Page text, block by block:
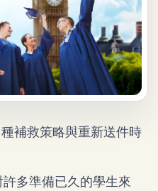
補救策略與重新送件時
多準備已久的學生來